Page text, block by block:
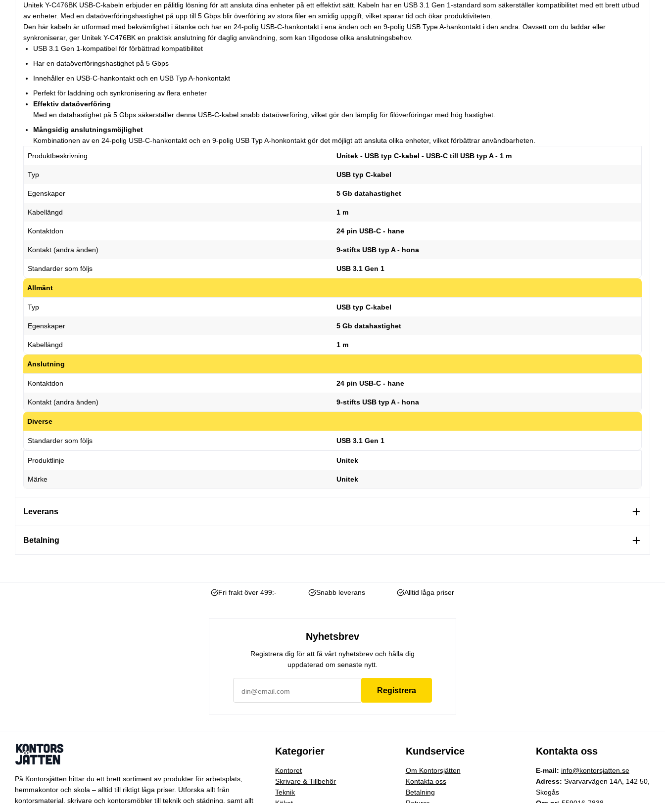
Unitek Y-C476BK USB-C-kabeln erbjuder en pålitlig lösning för att ansluta dina enheter på ett effektivt sätt. Kabeln har en USB 3.1 Gen 1-standard som säkerställer kompatibilitet med ett brett utbud
av enheter. Med en dataöverföringshastighet på upp till 5 Gbps blir överföring av stora filer en smidig uppgift, vilket sparar tid och ökar produktiviteten.
Den här kabeln är utformad med bekvämlighet i åtanke och har en 24-polig USB-C-hankontakt i ena änden och en 9-polig USB Type A-hankontakt i den andra. Oavsett om du laddar eller
synkroniserar, ger Unitek Y-C476BK en praktisk anslutning för daglig användning, som kan tillgodose olika anslutningsbehov.
USB 3.1 Gen 1-kompatibel för förbättrad kompatibilitet
Har en dataöverföringshastighet på 5 Gbps
Innehåller en USB-C-hankontakt och en USB Typ A-honkontakt
Perfekt för laddning och synkronisering av flera enheter
Effektiv dataöverföring
Med en datahastighet på 5 Gbps säkerställer denna USB-C-kabel snabb dataöverföring, vilket gör den lämplig för filöverföringar med hög hastighet.
Mångsidig anslutningsmöjlighet
Kombinationen av en 24-polig USB-C-hankontakt och en 9-polig USB Typ A-honkontakt gör det möjligt att ansluta olika enheter, vilket förbättrar användbarheten.
Produktbeskrivning
Unitek - USB typ C-kabel - USB-C till USB typ A - 1 m
Typ USB typ C-kabel
Egenskaper 5 Gb datahastighet
Kabellängd 1 m
Kontaktdon 24 pin USB-C - hane
Kontakt (andra änden) 9-stifts USB typ A - hona
Standarder som följs USB 3.1 Gen 1
Allmänt
Typ USB typ C-kabel
Egenskaper 5 Gb datahastighet
Kabellängd 1 m
Anslutning
Kontaktdon 24 pin USB-C - hane
Kontakt (andra änden) 9-stifts USB typ A - hona
Diverse
Standarder som följs USB 3.1 Gen 1
Produktlinje Unitek
Märke Unitek
Leverans
Betalning
Fri frakt över 499:- Snabb leverans Alltid låga priser
Nyhetsbrev
Registrera dig för att få vårt nyhetsbrev och hålla dig
uppdaterad om senaste nytt.
Registrera
På Kontorsjätten hittar du ett brett sortiment av produkter för arbetsplats,
hemmakontor och skola – alltid till riktigt låga priser. Utforska allt från
kontorsmaterial skrivare och kontorsmöbler till teknik och städning , samt allt
Kategorier
Kontoret
Skrivare & Tillbehör
Teknik
Kundservice
Om Kontorsjätten
Kontakta oss
Betalning
Kontakta oss
E-mail: info@kontorsjatten.se
Adress: Svarvarvägen 14A, 142 50,
Skogås